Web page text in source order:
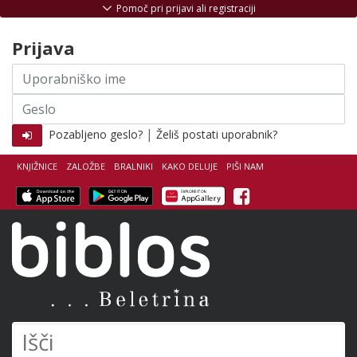
KNJIŽNICE ZALOŽBE BRALNIKI KAKO DELUJE PIŠI NAM
Facebook
Pomoč pri prijavi ali registraciji
Prijava
Uporabniško
ime
Geslo
Pozabljeno geslo? | Želiš postati uporabnik?